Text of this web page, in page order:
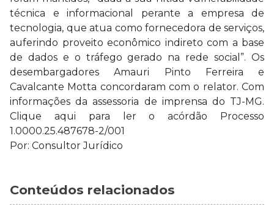
técnica e informacional perante a empresa de
tecnologia, que atua como fornecedora de serviços,
auferindo proveito econômico indireto com a base
de dados e o tráfego gerado na rede social”. Os
desembargadores Amauri Pinto Ferreira e
Cavalcante Motta concordaram com o relator. Com
informações da assessoria de imprensa do TJ-MG.
Clique aqui para ler o acórdão Processo
1.0000.25.487678-2/001
Por: Consultor Jurídico
Conteúdos relacionados